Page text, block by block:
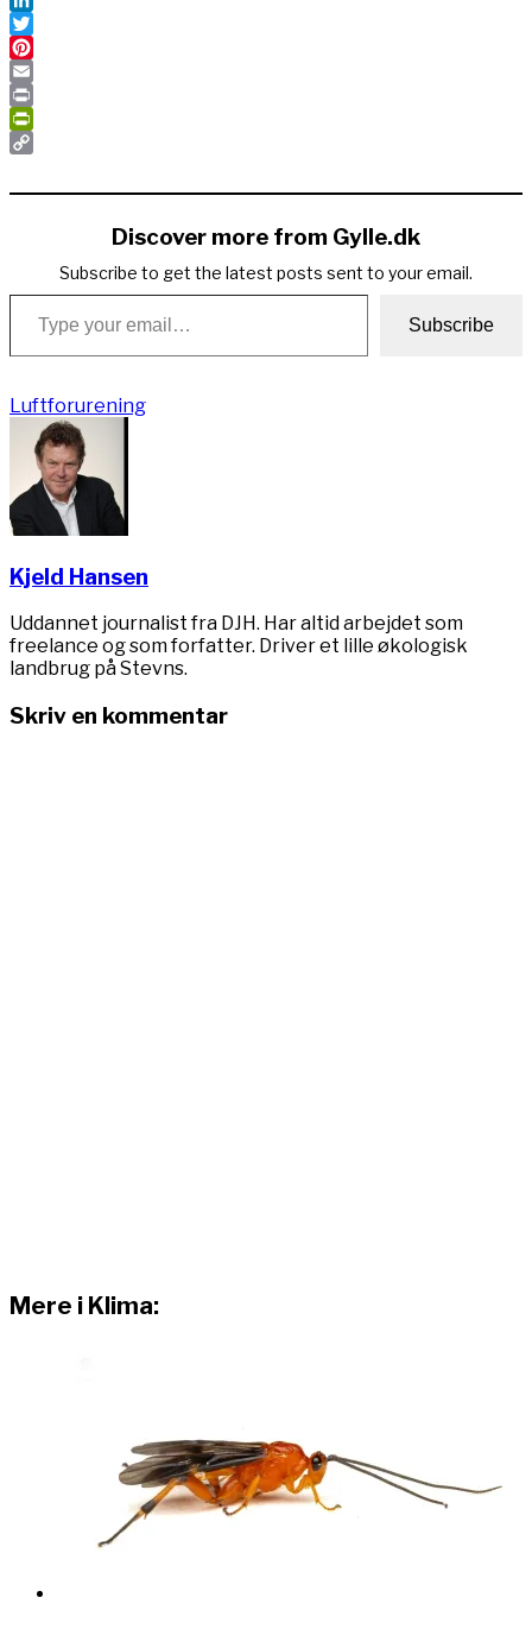
LinkedIn
Twitter
Pinterest
Email
Print
PrintFriendly
Link
Discover more from Gylle.dk
Subscribe to get the latest posts sent to your email.
Type your email…
Subscribe
Luftforurening
Kjeld Hansen
Uddannet journalist fra DJH. Har altid arbejdet som
freelance og som forfatter. Driver et lille økologisk
landbrug på Stevns.
Skriv en kommentar
Mere i Klima: